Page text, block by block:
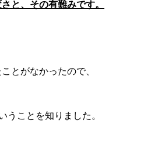
と、その有難みです。
とがなかったので、
うことを知りました。